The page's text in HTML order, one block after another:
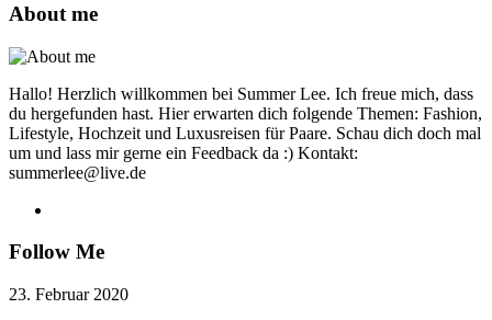
About me
Hallo! Herzlich willkommen bei Summer Lee. Ich freue mich, dass
du hergefunden hast. Hier erwarten dich folgende Themen: Fashion,
Lifestyle, Hochzeit und Luxusreisen für Paare. Schau dich doch mal
um und lass mir gerne ein Feedback da :) Kontakt:
summerlee@live.de
Follow Me
23. Februar 2020